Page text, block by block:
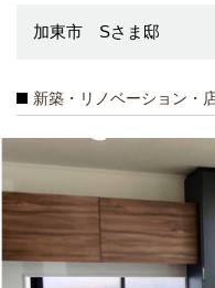
加東市 Sさま邸
新築・リノベーション・